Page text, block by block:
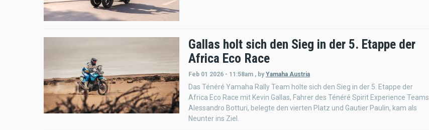
Gallas holt sich den Sieg in der 5. Etappe der
Africa Eco Race
Feb 01 2026 - 11:58am , by Yamaha Austria
Das Ténéré Yamaha Rally Team holte sich den Sieg in der 5. Etappe der
Africa Eco Race mit Kevin Gallas, Fahrer des Ténéré Spirit Experience Teams.
Alessandro Botturi, belegte den vierten Platz und Gautier Paulin, kam als
Neunter ins Ziel.